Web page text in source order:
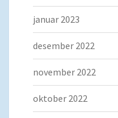
januar 2023
desember 2022
november 2022
oktober 2022